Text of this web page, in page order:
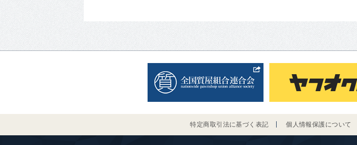
特定商取引法に基づく表記 個人情報保護について